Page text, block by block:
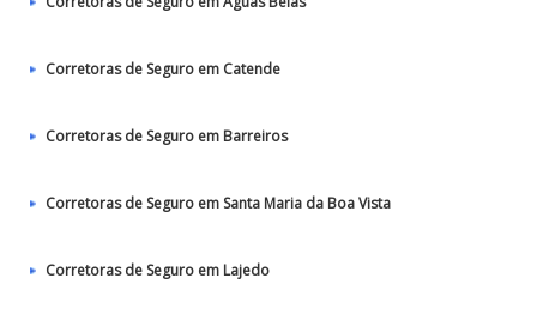
Corretoras de Seguro em Catende
Corretoras de Seguro em Barreiros
Corretoras de Seguro em Santa Maria da Boa Vista
Corretoras de Seguro em Lajedo